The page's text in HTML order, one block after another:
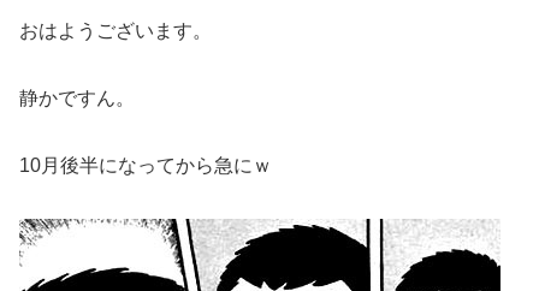
おはようございます。
静かですん。
10月後半になってから急にｗ